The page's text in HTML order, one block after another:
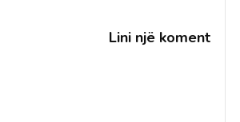
Lini një koment